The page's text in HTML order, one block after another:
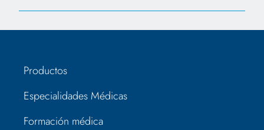
Productos
Especialidades Médicas
Formación médica